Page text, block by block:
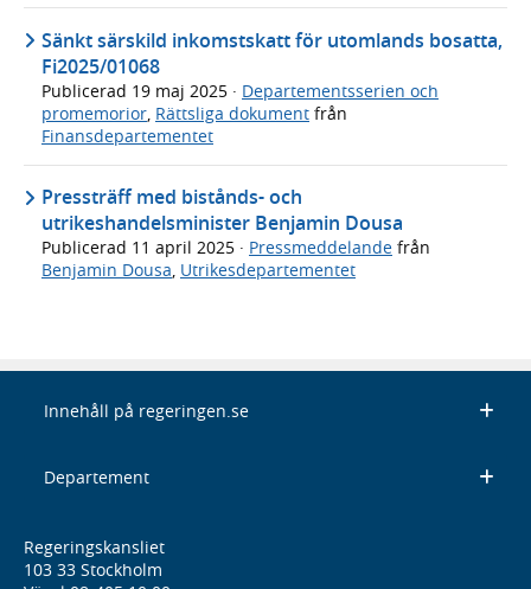
Sänkt särskild inkomstskatt för utomlands bosatta,
Fi2025/01068
Publicerad 19 maj 2025 · Departementsserien och
promemorior Rättsliga dokument från
Finansdepartementet
Pressträff med bistånds- och
utrikeshandelsminister Benjamin Dousa
Publicerad 11 april 2025 · Pressmeddelande från
Benjamin Dousa, Utrikesdepartementet
Innehåll på regeringen.se
Departement
Regeringskansliet
103 33 Stockholm